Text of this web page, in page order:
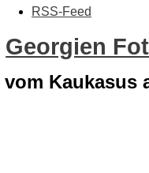
RSS-Feed
Georgien
vom Kaukasus